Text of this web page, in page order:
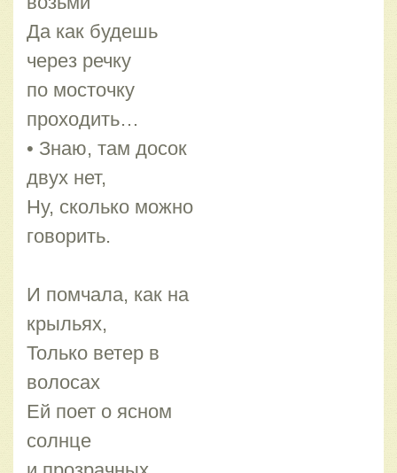
Да как будешь
через речку
по мосточку
проходить…
• Знаю, там досок
двух нет,
Ну, сколько можно
говорить.
И помчала, как на
крыльях,
Только ветер в
волосах
Ей поет о ясном
солнце